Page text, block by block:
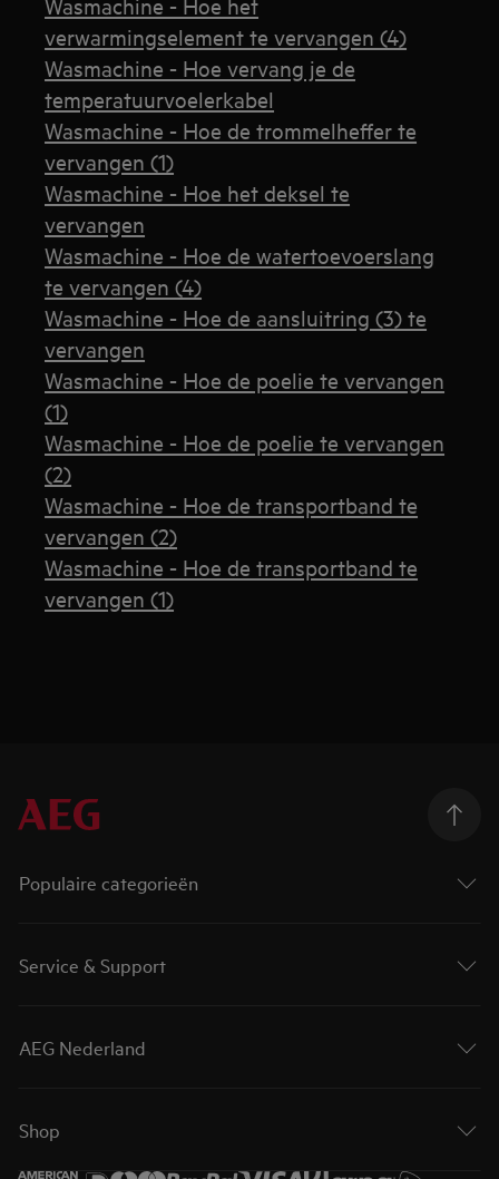
verwarmingselement te vervangen (4)
Wasmachine - Hoe vervang je de
temperatuurvoelerkabel
Wasmachine - Hoe de trommelheffer te
vervangen (1)
Wasmachine - Hoe het deksel te
vervangen
Wasmachine - Hoe de watertoevoerslang
te vervangen (4)
Wasmachine - Hoe de aansluitring (3) te
vervangen
Wasmachine - Hoe de poelie te vervangen
(1)
Wasmachine - Hoe de poelie te vervangen
(2)
Wasmachine - Hoe de transportband te
vervangen (2)
Wasmachine - Hoe de transportband te
vervangen (1)
Populaire categorieën
Service & Support
AEG Nederland
Shop